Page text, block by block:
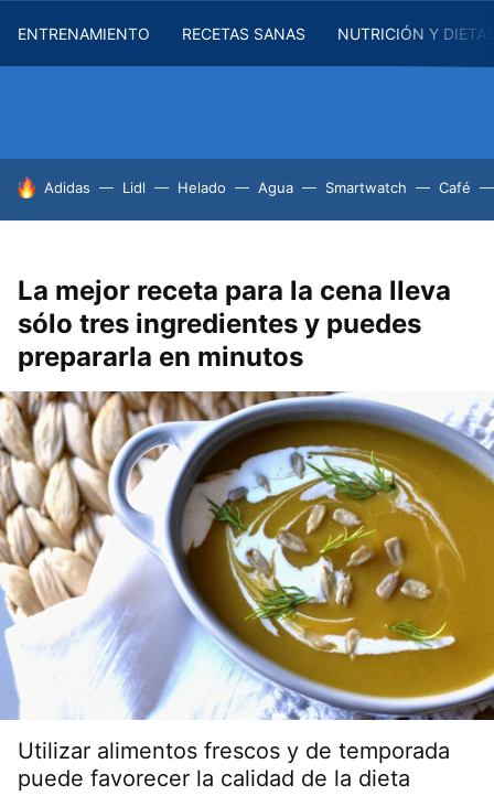
ENTRENAMIENTO RECETAS SANAS NUTRICIÓN Y
HOY SE HABLA DE
Adidas Lidl Helado Agua Smartwatch Café
La mejor receta para la cena lleva
sólo tres ingredientes y puedes
prepararla en minutos
Utilizar alimentos frescos y de temporada
puede favorecer la calidad de la dieta